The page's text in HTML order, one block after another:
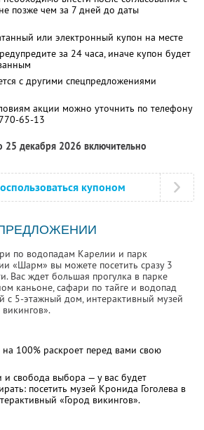
позже чем за 7 дней до даты
или электронный купон на месте
за 24 часа, иначе купон будет
с другими спецпредложениями
акции можно уточнить по телефону
65-13
25 декабря 2026 включительно
купоном
по водопадам Карелии и парк
«Шарм» вы можете посетить сразу 3
Вас ждет большая прогулка в парке
каньоне, сафари по тайге и водопад
с 5-этажный дом, интерактивный музей
100% раскроет перед вами свою
и свобода выбора — у вас будет
посетить музей Кронида Гоголева в
«Город викингов».